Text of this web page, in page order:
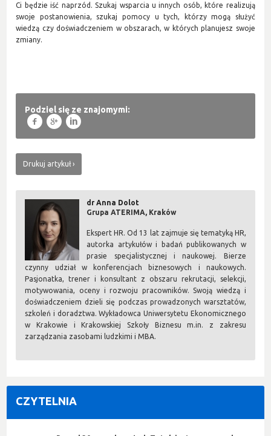
Ci będzie iść naprzód. Szukaj wsparcia u innych osób, które realizują
swoje postanowienia, szukaj pomocy u tych, którzy mogą służyć
wiedzą czy doświadczeniem w obszarach, w których planujesz swoje
zmiany.
Podziel się ze znajomymi:
f g l
Drukuj artykuł
dr Anna Dolot
Grupa ATERIMA, Kraków
Ekspert HR. Od 13 lat zajmuje się tematyką HR,
autorka artykułów i badań publikowanych w
prasie specjalistycznej i naukowej. Bierze
czynny udział w konferencjach biznesowych i naukowych.
Pasjonatka, trener i konsultant z obszaru rekrutacji, selekcji,
motywowania, oceny i rozwoju pracowników. Swoją wiedzą i
doświadczeniem dzieli się podczas prowadzonych warsztatów,
szkoleń i doradztwa. Wykładowca Uniwersytetu Ekonomicznego
w Krakowie i Krakowskiej Szkoły Biznesu m.in. z zakresu
zarządzania zasobami ludzkimi i MBA.
CZYTELNIA